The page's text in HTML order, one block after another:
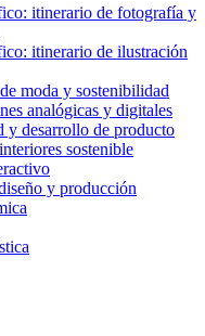
itinerario de fotografía y
itinerario de ilustración
moda y sostenibilidad
analógicas y digitales
y desarrollo de producto
sostenible
y producción